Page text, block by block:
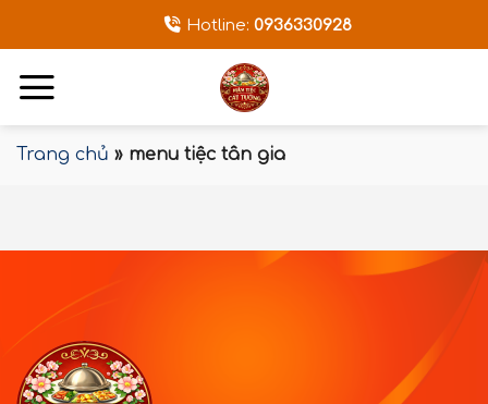
dung
Hotline: 0936330928
Trang chủ » menu tiệc tân gia